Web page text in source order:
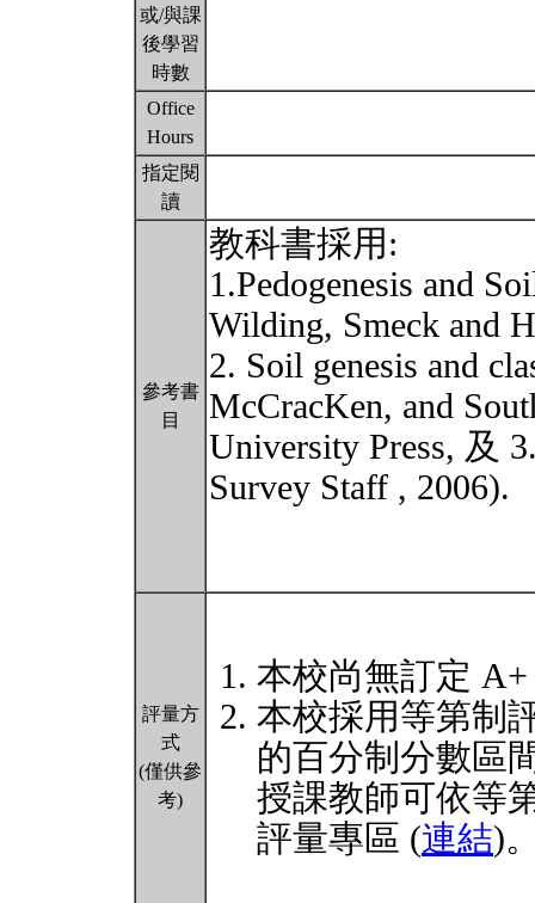
或/與課
後學習
時數
Office
Hours
指定閱
讀
參考書
目
教科書採用:
1.Pedogenesis and
Wilding, Smeck and
2. Soil genesis and
McCracKen, and
University Press, 及
Survey Staff , 2006).
評量方
式
(僅供參
考)
本校尚無訂定
本校採用等第制
的百分制分數區
授課教師可依等
評量專區 (連結)